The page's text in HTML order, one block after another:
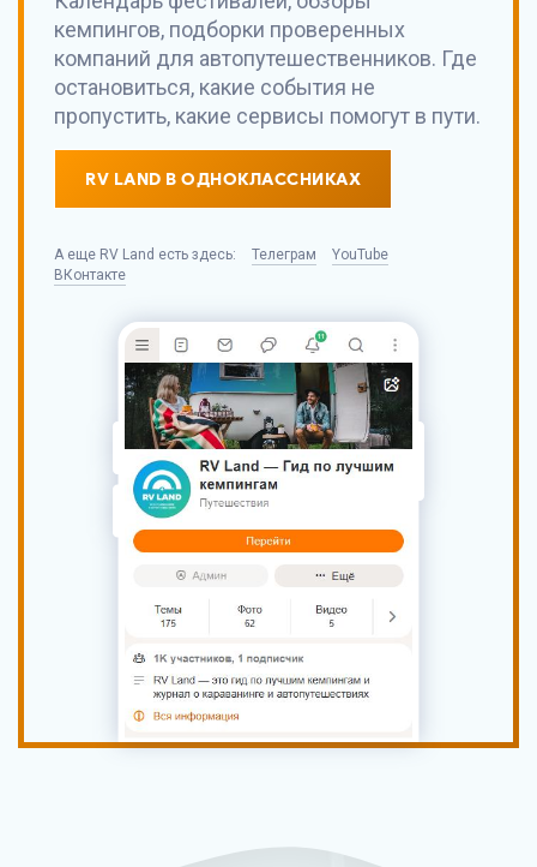
кемпингов, подборки проверенных
компаний для автопутешественников. Где
остановиться, какие события не
пропустить, какие сервисы помогут в пути.
RV LAND В ОДНОКЛАССНИКАХ
А еще RV Land есть здесь: Телеграм
YouTube
ВКонтакте